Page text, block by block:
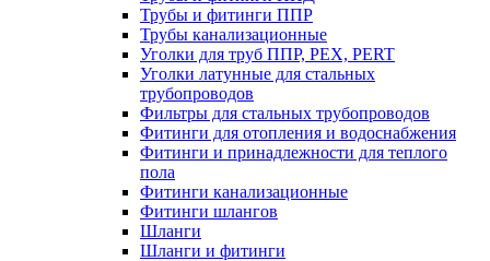
Трубы и фитинги ППР
Трубы канализационные
Уголки для труб ППР, PEX, PERT
Уголки латунные для стальных
трубопроводов
Фильтры для стальных трубопроводов
Фитинги для отопления и водоснабжения
Фитинги и принадлежности для теплого
пола
Фитинги канализационные
Фитинги шлангов
Шланги
Шланги и фитинги